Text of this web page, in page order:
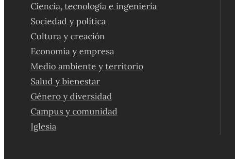
Ciencia, tecnología e ingeniería
Sociedad y política
Cultura y creación
Economía y empresa
Medio ambiente y territorio
Salud y bienestar
Género y diversidad
Campus y comunidad
Iglesia